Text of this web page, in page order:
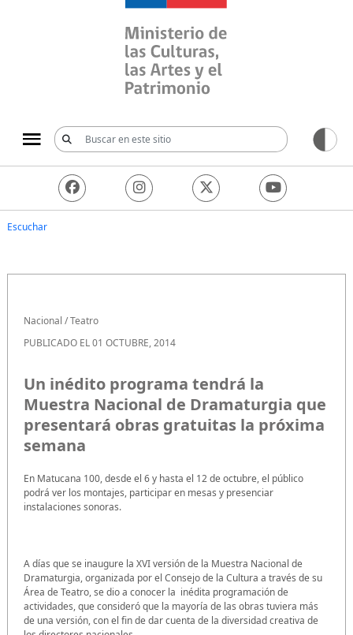
Ministerio de las
Escuchar
Nacional /Teatro
PUBLICADO EL 01 OCTUBRE, 2014
Un inédito programa tendrá la
Muestra Nacional de Dramaturgia que
presentará obras gratuitas la próxima
semana
En Matucana 100, desde el 6 y hasta el 12 de octubre, el público
podrá ver los montajes, participar en mesas y presenciar
instalaciones sonoras.
A días que se inaugure la XVI versión de la Muestra Nacional de
Dramaturgia, organizada por el Consejo de la Cultura a través de su
Área de Teatro, se dio a conocer la inédita programación de
actividades, que consideró que la mayoría de las obras tuviera más
de una versión, con el fin de dar cuenta de la diversidad creativa de